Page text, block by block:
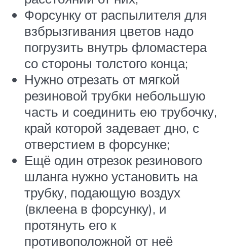
Форсунку от распылителя для
взбрызгивания цветов надо
погрузить внутрь фломастера
со стороны толстого конца;
Нужно отрезать от мягкой
резиновой трубки небольшую
часть и соединить ею трубочку,
край которой задевает дно, с
отверстием в форсунке;
Ещё один отрезок резинового
шланга нужно установить на
трубку, подающую воздух
(вклеена в форсунку), и
протянуть его к
противоположной от неё